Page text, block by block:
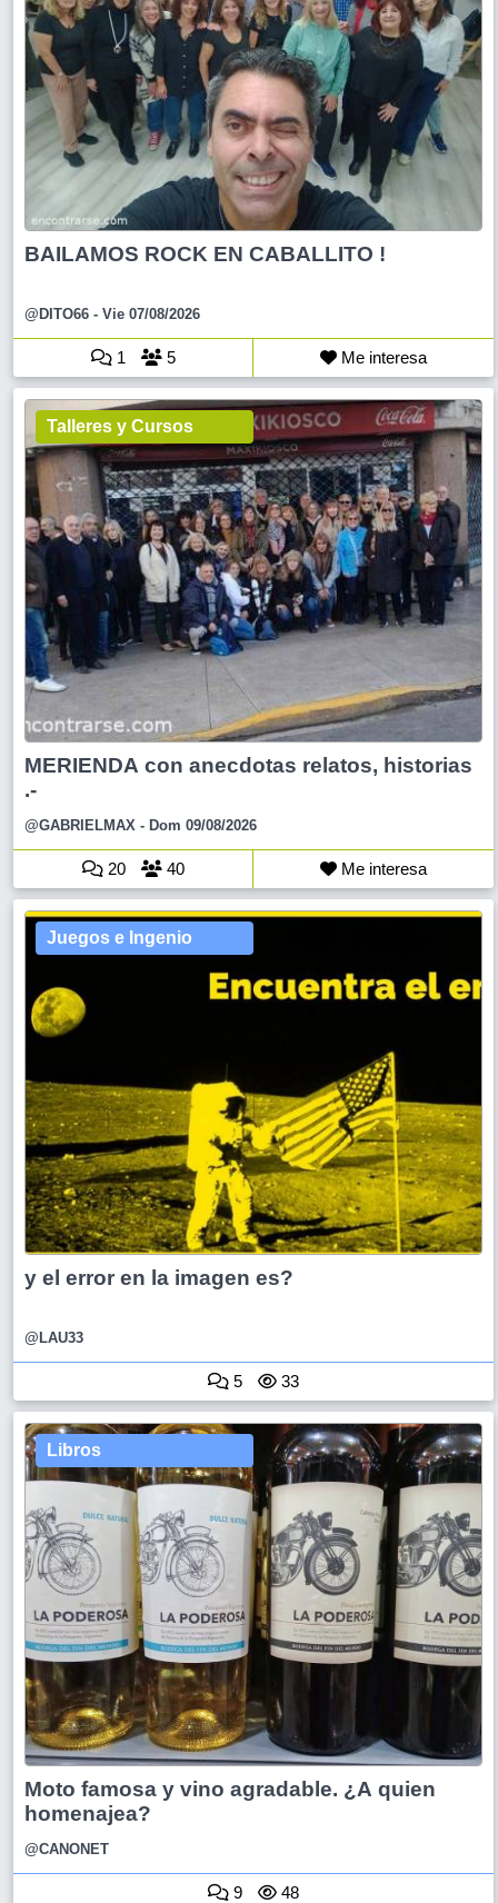
BAILAMOS ROCK EN CABALLITO !
@DITO66 - Vie 07/08/2026
1 5 Me interesa
Talleres y Cursos
MERIENDA con anecdotas relatos, historias
.-
@GABRIELMAX - Dom 09/08/2026
20 40 Me interesa
Juegos e Ingenio
y el error en la imagen es?
@LAU33
5 33
Libros
Moto famosa y vino agradable. ¿A quien
homenajea?
@CANONET
9 48